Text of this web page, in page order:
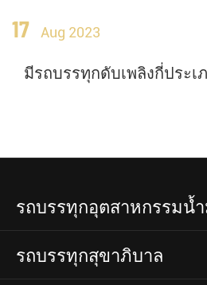
17 Aug 2023
มีรถบรรทุกดับเพลิงกี่ประเ
รถบรรทุกอุตสาหกรรมน้
รถบรรทุกสุขาภิบาล